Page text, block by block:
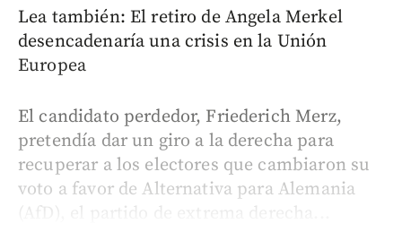
Lea también: El retiro de Angela Merkel
desencadenaría una crisis en la Unión
Europea
El candidato perdedor, Friederich Merz,
pretendía dar un giro a la derecha para
recuperar a los electores que cambiaron su
voto a favor de Alternativa para Alemania
(AfD), el partido de extrema derecha...